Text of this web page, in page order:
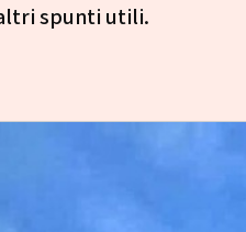
spunti utili.